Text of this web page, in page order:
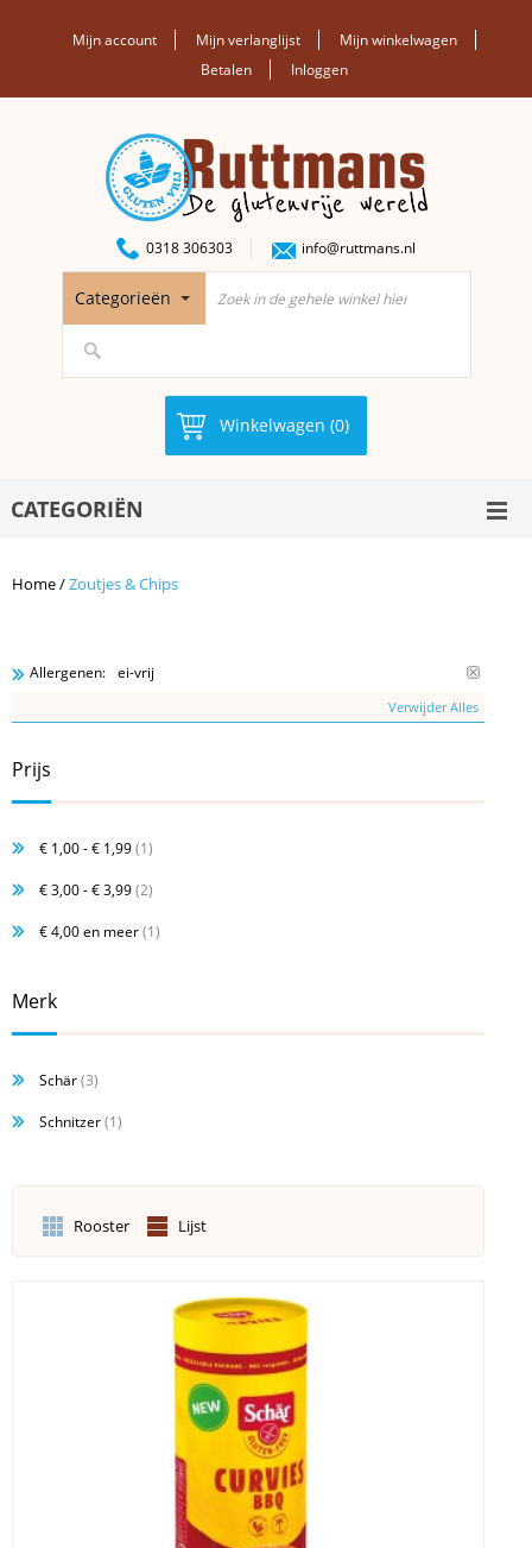
Mijn account Mijn verlanglijst
Mijn winkelwagen
Betalen
Inloggen
0318 306303 info@ruttmans.nl
Categorieën
Winkelwagen (0)
CATEGORIËN
Home/Zoutjes & Chips
Allergenen: ei-vrij
Verwijder Alles
Prijs
€ 1,00-€ 1,99(1)
€ 3,00-€ 3,99(2)
€ 4,00en meer(1)
Merk
Schär(3)
Schnitzer(1)
Rooster Lijst